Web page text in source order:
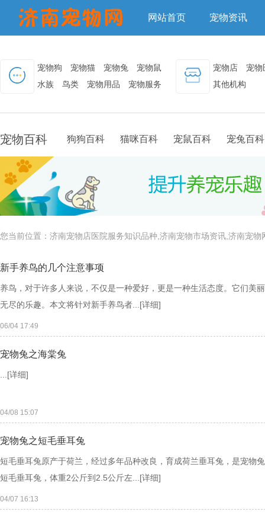
网站首页 宠物资讯
宠物狗 宠物猫 宠物兔
宠物鼠
水族
鸟类 宠物用品 宠物服务
宠物店
宠物
其他机构
宠物百科 狗狗百科 猫咪百科 宠鼠百科 宠兔百科
您当前位置： 济南宠物店医院服务知识品种,济南宠物市场资讯,济南宠物
新手养鸟的几个注意事项
养鸟，对于许多人来说，不仅是一种爱好，更是一种生活态度。它们美
无尽的乐趣。本文将针对新手养鸟者... [详细]
06/04 17:49
宠物兔之海棠兔
[详细]
04/08 15:07
宠物兔之短毛垂耳兔
短毛垂耳兔原产于荷兰，经过多年品种改良，育成荷兰垂耳兔，是宠物
短毛垂耳兔，体重2公斤到2.5公斤左... [详细]
04/07 16:13